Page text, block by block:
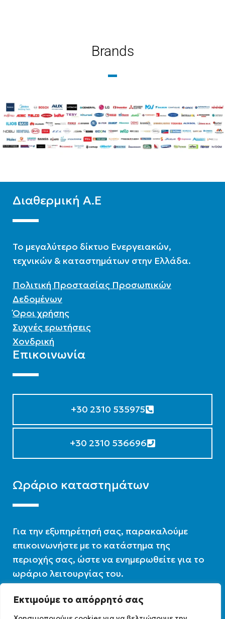
Εκτιμούμε το απόρρητό σας
Brands
Διαθερμική Α.Ε
To μεγαλύτερο δίκτυο Ενεργειακών,
τεχνικών & καταστημάτων στην Ελλάδα.
Πολιτική Προστασίας Προσωπικών
Δεδομένων
Όροι χρήσης
Συχνές ερωτήσεις
Χονδρική
Επικοινωνία
+30 2310 535975
+30 2310 536696
Ωράριο καταστημάτων
Για την εξυπηρέτησή σας, παρακαλούμε
επικοινωνήστε με το κατάστημα της
περιοχής σας, ώστε να ενημερωθείτε για το
ωράριο λειτουργίας του.
Ωράριο λειτουργίας : 07:30 – 16:00